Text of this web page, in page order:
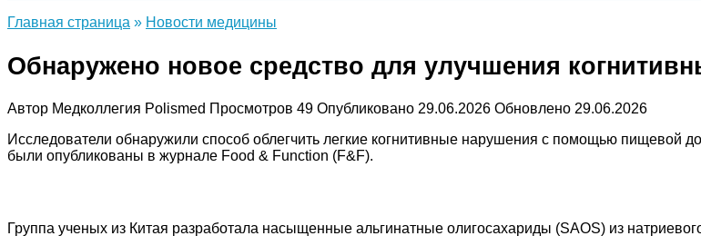
Главная страница » Новости медицины
Обнаружено новое средство для улучшения
Автор Медколлегия Polismed Просмотров 49 Опубликовано 29.06.2026 Обновлено 29.06.2026
Исследователи обнаружили способ облегчить легкие когнитивные нарушения с помощью пищевой
были опубликованы в журнале Food & Function (F&F).
Группа ученых из Китая разработала насыщенные альгинатные олигосахариды (SAOS) из